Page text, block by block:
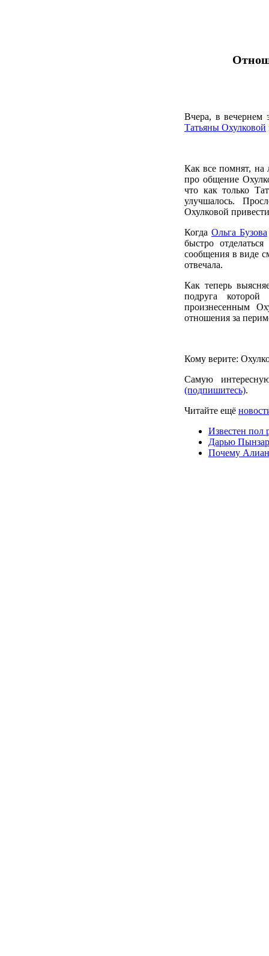
Вчера, в вечернем
Татьяны Охулковой
Как все помнят, на
про общение
что как только
улучшалось.
Охулковой
Когда Ольга Бузова
быстро
сообщения в виде
отвечала.
Как теперь
подруга
произнесенным
отношения за
Кому верите:
Самую
(подпишитесь).
Читайте ещё
Известен пол
Дарью
Почему